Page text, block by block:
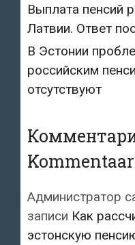
Выплата пенсий
Латвии. Ответ
В Эстонии
российским
отсутствуют
Администратор
записи Как
эстонскую